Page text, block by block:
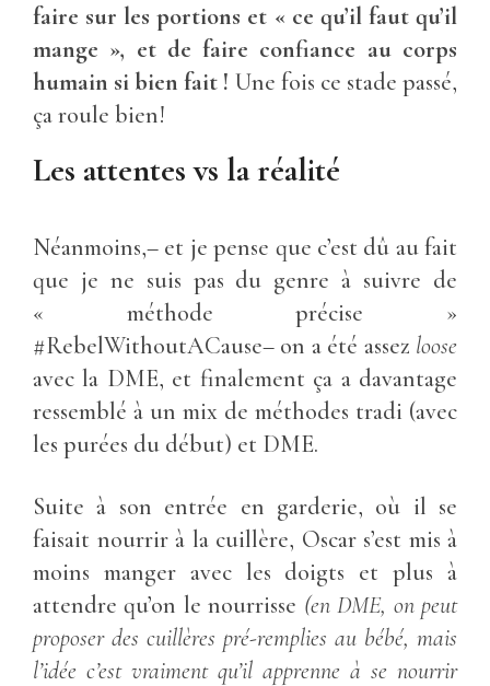
faire sur les portions et « ce qu’il faut qu’il
mange », et de faire confiance au corps
humain si bien fait ! Une fois ce stade passé,
ça roule bien!
Les attentes vs la réalité
Néanmoins,– et je pense que c’est dû au fait
que je ne suis pas du genre à suivre de
« méthode précise »
#RebelWithoutACause– on a été assez loose
avec la DME, et finalement ça a davantage
ressemblé à un mix de méthodes tradi (avec
les purées du début) et DME.
Suite à son entrée en garderie, où il se
faisait nourrir à la cuillère, Oscar s’est mis à
moins manger avec les doigts et plus à
attendre qu’on le nourrisse (en DME, on peut
proposer des cuillères pré-remplies au bébé, mais
l’idée c’est vraiment qu’il apprenne à se nourrir